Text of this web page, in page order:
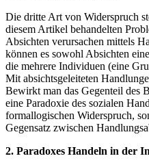
Die dritte Art von Widerspruch
diesem Artikel behandelten
Absichten verursachen mittels
können es sowohl Absichten
die mehrere Individuen (eine
Mit absichtsgeleiteten
Bewirkt man das Gegenteil des
eine Paradoxie des sozialen
formallogischen Widerspruch,
Gegensatz zwischen
2. Paradoxes Handeln in der